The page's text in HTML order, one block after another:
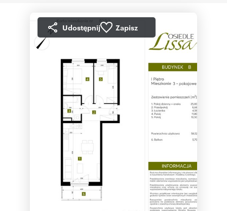
Udostępnij Zapisz